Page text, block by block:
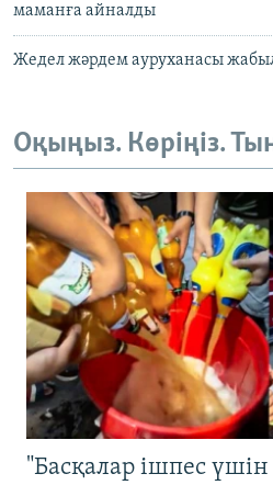
маманға айналды
Жедел жәрдем ауруханасы
Оқыңыз. Көріңіз.
"Басқалар ішпес үшін